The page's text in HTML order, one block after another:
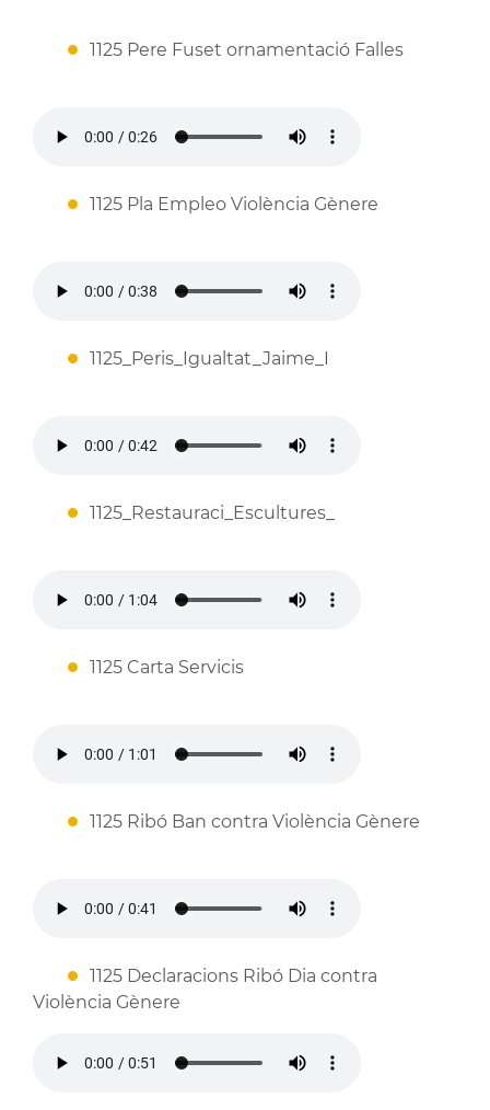
1125 Pere Fuset ornamentació Falles
1125 Pla Empleo Violència Gènere
1125_Peris_Igualtat_Jaime_I
1125_Restauraci_Escultures_
1125 Carta Servicis
1125 Ribó Ban contra Violència Gènere
1125 Declaracions Ribó Dia contra
Violència Gènere